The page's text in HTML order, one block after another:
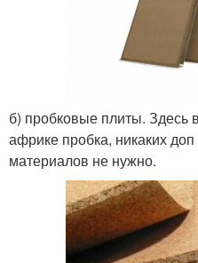
б) пробковые плиты. Здесь
африке пробка, никаких
материалов не нужно.